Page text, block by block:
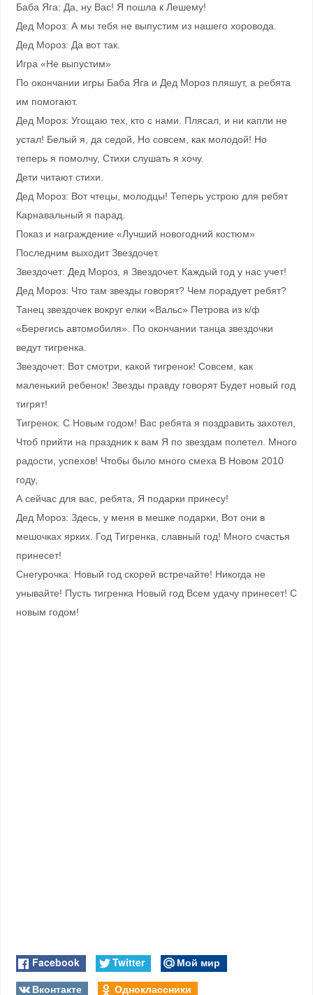
Баба Яга: Да, ну Вас! Я пошла к Лешему!
Дед Мороз: А мы тебя не выпустим из нашего хоровода.
Дед Мороз: Да вот так.
Игра «Не выпустим»
По окончании игры Баба Яга и Дед Мороз пляшут, а ребята
им помогают.
Дед Мороз: Угощаю тех, кто с нами. Плясал, и ни капли не
устал! Белый я, да седой, Но совсем, как молодой! Но
теперь я помолчу, Стихи слушать я хочу.
Дети читают стихи.
Дед Мороз: Вот чтецы, молодцы! Теперь устрою для ребят
Карнавальный я парад.
Показ и награждение «Лучший новогодний костюм»
Последним выходит Звездочет.
Звездочет: Дед Мороз, я Звездочет. Каждый год у нас учет!
Дед Мороз: Что там звезды говорят? Чем порадует ребят?
Танец звездочек вокруг елки «Вальс» Петрова из к/ф
«Берегись автомобиля». По окончании танца звездочки
ведут тигренка.
Звездочет: Вот смотри, какой тигренок! Совсем, как
маленький ребенок! Звезды правду говорят Будет новый год
тигрят!
Тигренок: С Новым годом! Вас ребята я поздравить захотел,
Чтоб прийти на праздник к вам Я по звездам полетел. Много
радости, успехов! Чтобы было много смеха В Новом 2010
году,
А сейчас для вас, ребята, Я подарки принесу!
Дед Мороз: Здесь, у меня в мешке подарки, Вот они в
мешочках ярких. Год Тигренка, славный год! Много счастья
принесет!
Снегурочка: Новый год скорей встречайте! Никогда не
унывайте! Пусть тигренка Новый год Всем удачу принесет! С
новым годом!
Facebook Twitter
Мой мир
Вконтакте
Одноклассники